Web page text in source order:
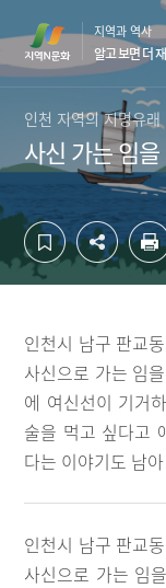
텐
츠
로
기
단
영
가
지역과 역사
알고 보면 더
인천 지역의 지명유래
사신 가는 임
인천시 남구 판교
사신으로 가는 임
에 여신선이 기거
술을 먹고 싶다고
다는 이야기도 남
인천시 남구 판교
사신으로 가는 임